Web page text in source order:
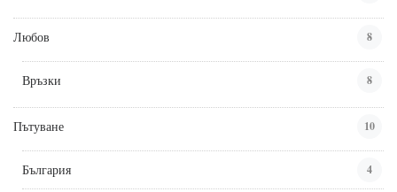
Любов 8
Връзки 8
Пътуване 10
България 4